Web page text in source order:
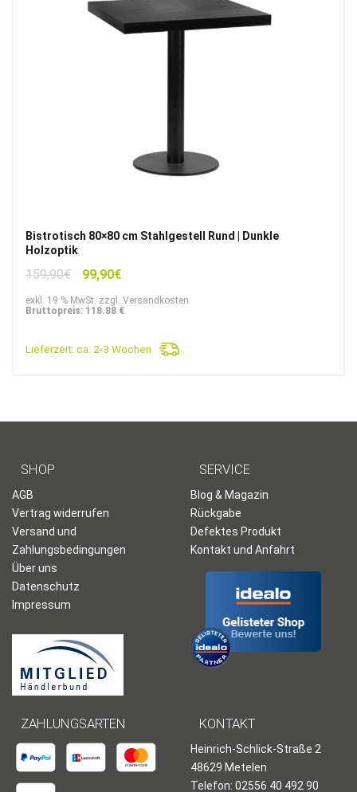
Bistrotisch 80×80 cm Stahlgestell Rund | Dunkle
Holzoptik
159,90€
Ursprünglicher
war:
99,90€Aktueller
ist:
exkl. 19 % MwSt. zzgl. Versandkosten
Bruttopreis: 118.88 €
Lieferzeit: ca. 2-3 Wochen
SHOP
AGB
Vertrag widerrufen
Versand und
Zahlungsbedingungen
Über uns
Datenschutz
Impressum
SERVICE
Blog & Magazin
Rückgabe
Defektes Produkt
Kontakt und Anfahrt
ZAHLUNGSARTEN KONTAKT
Heinrich-Schlick-Straße 2
48629 Metelen
Telefon: 02556 40 492 90